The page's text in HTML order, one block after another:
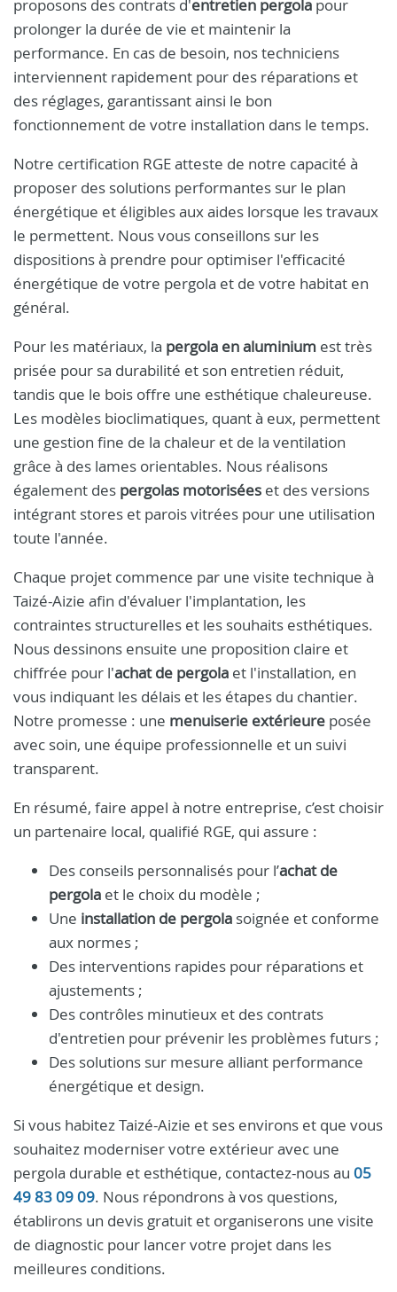
proposons des contrats d'entretien pergola pour
prolonger la durée de vie et maintenir la
performance. En cas de besoin, nos techniciens
interviennent rapidement pour des réparations et
des réglages, garantissant ainsi le bon
fonctionnement de votre installation dans le temps.
Notre certification RGE atteste de notre capacité à
proposer des solutions performantes sur le plan
énergétique et éligibles aux aides lorsque les travaux
le permettent. Nous vous conseillons sur les
dispositions à prendre pour optimiser l'efficacité
énergétique de votre pergola et de votre habitat en
général.
Pour les matériaux, la pergola en aluminium est très
prisée pour sa durabilité et son entretien réduit,
tandis que le bois offre une esthétique chaleureuse.
Les modèles bioclimatiques, quant à eux, permettent
une gestion fine de la chaleur et de la ventilation
grâce à des lames orientables. Nous réalisons
également des pergolas motorisées et des versions
intégrant stores et parois vitrées pour une utilisation
toute l'année.
Chaque projet commence par une visite technique à
Taizé-Aizie afin d'évaluer l'implantation, les
contraintes structurelles et les souhaits esthétiques.
Nous dessinons ensuite une proposition claire et
chiffrée pour l'achat de pergola et l'installation, en
vous indiquant les délais et les étapes du chantier.
Notre promesse : une menuiserie extérieure posée
avec soin, une équipe professionnelle et un suivi
transparent.
En résumé, faire appel à notre entreprise, c’est choisir
un partenaire local, qualifié RGE, qui assure :
Des conseils personnalisés pour l’achat de
pergola et le choix du modèle ;
Une installation de pergola soignée et conforme
aux normes ;
Des interventions rapides pour réparations et
ajustements ;
Des contrôles minutieux et des contrats
d'entretien pour prévenir les problèmes futurs ;
Des solutions sur mesure alliant performance
énergétique et design.
Si vous habitez Taizé-Aizie et ses environs et que vous
souhaitez moderniser votre extérieur avec une
pergola durable et esthétique, contactez-nous au 05
49 83 09 09. Nous répondrons à vos questions,
établirons un devis gratuit et organiserons une visite
de diagnostic pour lancer votre projet dans les
meilleures conditions.